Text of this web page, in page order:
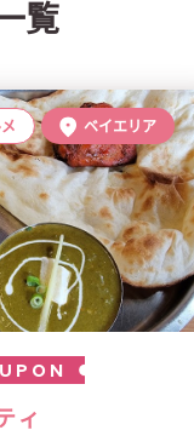
覧
ベイエリア
ィ